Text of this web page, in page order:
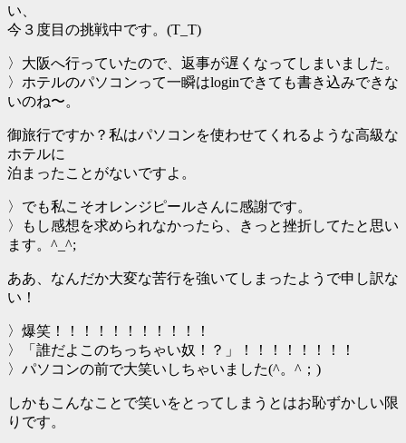
い、
今３度目の挑戦中です。(T_T)
〉大阪へ行っていたので、返事が遅くなってしまいました。
〉ホテルのパソコンって一瞬はloginできても書き込みできな
いのね〜。
御旅行ですか？私はパソコンを使わせてくれるような高級な
ホテルに
泊まったことがないですよ。
〉でも私こそオレンジピールさんに感謝です。
〉もし感想を求められなかったら、きっと挫折してたと思い
ます。^_^;
ああ、なんだか大変な苦行を強いてしまったようで申し訳な
い！
〉爆笑！！！！！！！！！！！
〉「誰だよこのちっちゃい奴！？」！！！！！！！！
〉パソコンの前で大笑いしちゃいました(^。^；)
しかもこんなことで笑いをとってしまうとはお恥ずかしい限
りです。